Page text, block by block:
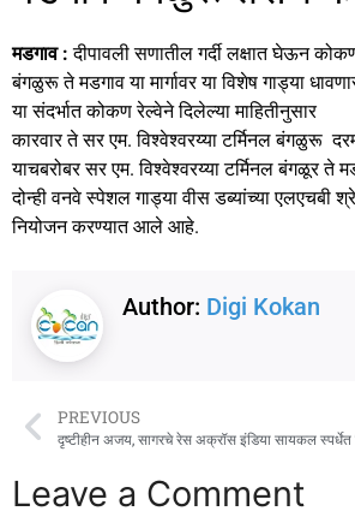
e
b
o
o
k
o
d
o
n
l
e
मडगाव : दीपावली सणातील गर्दी लक्षात घेऊन
बंगळुरू ते मडगाव या मार्गावर या विशेष गाड्या
या संदर्भात कोकण रेल्वेने दिलेल्या माहितीनुसार
कारवार ते सर एम. विश्वेश्वरय्या टर्मिनल बंगळुरू
याचबरोबर सर एम. विश्वेश्वरय्या टर्मिनल बंगळूर ते
दोन्ही वनवे स्पेशल गाड्या वीस डब्यांच्या एलएचबी
नियोजन करण्यात आले आहे.
Author: Digi Kokan
PREVIOUS
दृष्टीहीन अजय, सागरचे रेस अक्रॉस इंडिया सायकल स्पर्धेत
Leave a Comment